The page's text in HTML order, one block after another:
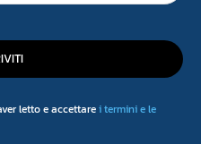
letto e accettarei termini e le